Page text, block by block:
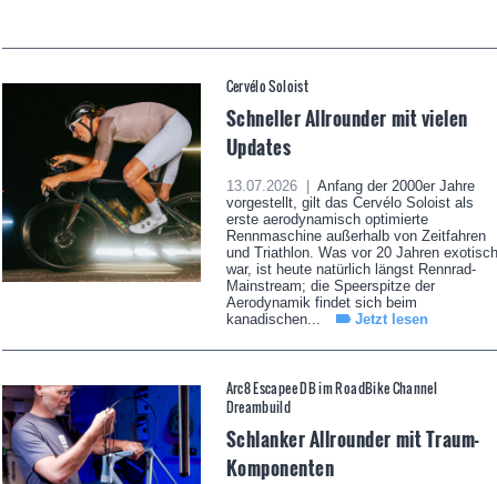
Cervélo Soloist
Schneller Allrounder mit vielen
Updates
13.07.2026 |
Anfang der 2000er Jahre
vorgestellt, gilt das Cervélo Soloist als
erste aerodynamisch optimierte
Rennmaschine außerhalb von Zeitfahren
und Triathlon. Was vor 20 Jahren exotisch
war, ist heute natürlich längst Rennrad-
Mainstream; die Speerspitze der
Aerodynamik findet sich beim
kanadischen...
Jetzt lesen
Arc8 Escapee DB im RoadBike Channel
Dreambuild
Schlanker Allrounder mit Traum-
Komponenten